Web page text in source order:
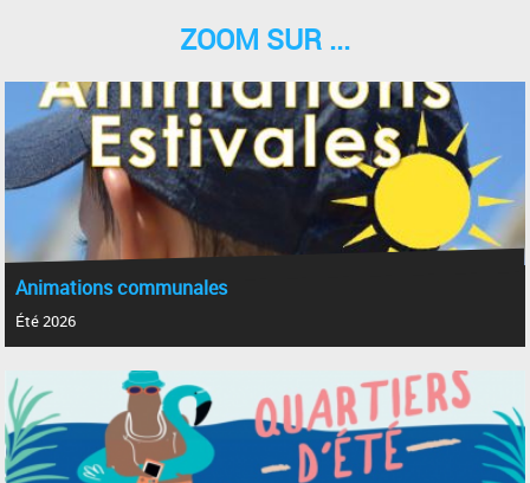
ZOOM SUR ...
Animations communales
Été 2026